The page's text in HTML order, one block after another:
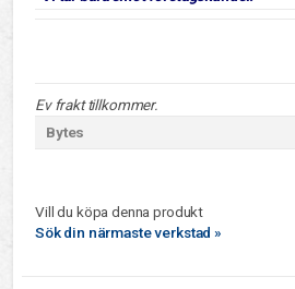
Ev frakt tillkommer.
Bytes
Vill du köpa denna produkt
Sök din närmaste verkstad »